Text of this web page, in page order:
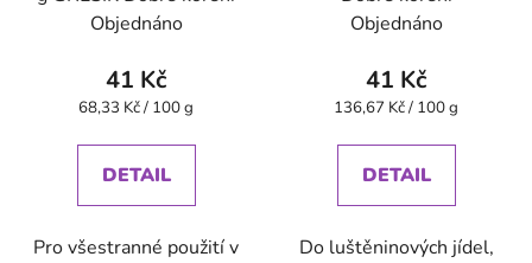
Objednáno
41 Kč
Měrná
68,33 Kč / 100 g
DETAIL
Pro všestranné použití v
Objednáno
41 Kč
Měrná
136,67 Kč / 100 g
DETAIL
Do luštěninových jídel,